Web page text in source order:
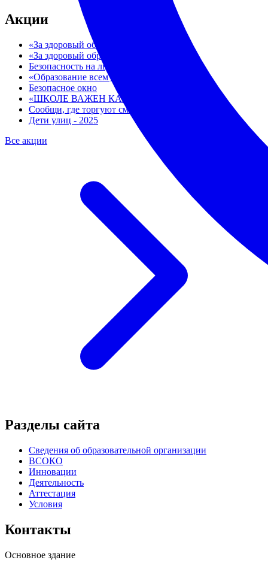
Акции
«За здоровый образ жизни - 2026»
«За здоровый образ жизни - 2025»
Безопасность на льду
«Образование всем детям 2025»
Безопасное окно
«ШКОЛЕ ВАЖЕН КАЖДЫЙ» - 2026
Сообщи, где торгуют смертью
Дети улиц - 2025
Все акции
Разделы сайта
Сведения об образовательной организации
ВСОКО
Инновации
Деятельность
Аттестация
Условия
Контакты
Основное здание